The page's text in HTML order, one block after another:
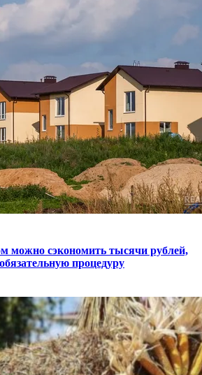
можно сэкономить тысячи рублей,
процедуру